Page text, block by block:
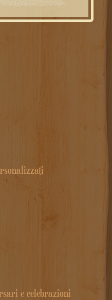
e celebrazioni